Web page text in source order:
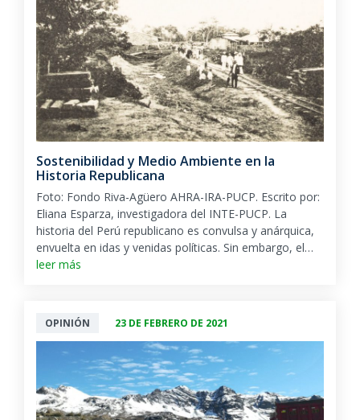
Sostenibilidad y Medio Ambiente en la
Historia Republicana
Foto: Fondo Riva-Agüero AHRA-IRA-PUCP. Escrito por:
Eliana Esparza, investigadora del INTE-PUCP. La
historia del Perú republicano es convulsa y anárquica,
envuelta en idas y venidas políticas. Sin embargo, el…
leer más
OPINIÓN 23 DE FEBRERO DE 2021